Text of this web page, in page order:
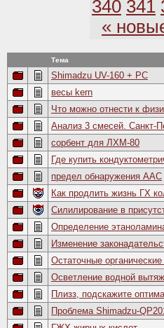
340 341
«
Тема
Shimadzu UV-160 + PC
весы kern
Что можно отнести к
Анализ 3 смесей. Санкт-
сорбент для ЛХМ-80
Где купить
предел обнаружения ААС
Как продлить жизнь ГХ
Силилирование в
Определение
Изменение
Остаточные
Осветление водной
Плизз, подскажите
Проблема Shimadzu-